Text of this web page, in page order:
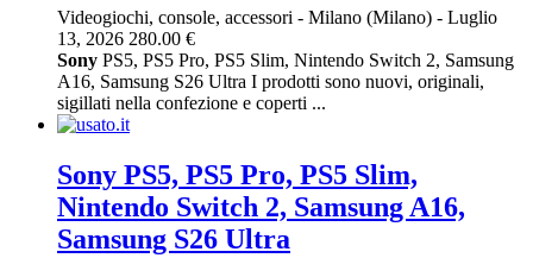
Videogiochi, console, accessori - Milano (Milano) - Luglio
13, 2026 280.00 €
Sony PS5, PS5 Pro, PS5 Slim, Nintendo Switch 2, Samsung
A16, Samsung S26 Ultra I prodotti sono nuovi, originali,
sigillati nella confezione e coperti ...
Sony PS5, PS5 Pro, PS5 Slim,
Nintendo Switch 2, Samsung A16,
Samsung S26 Ultra